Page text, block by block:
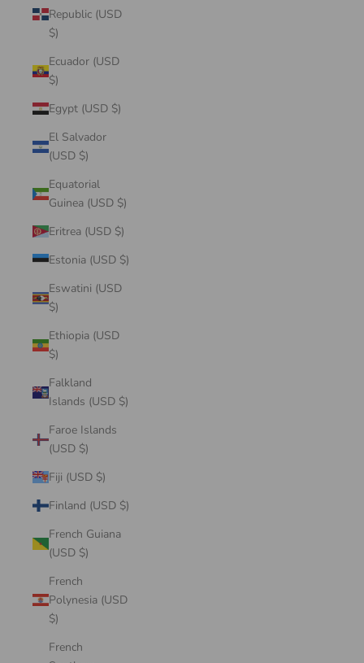
Republic (USD
$)
Ecuador (USD
$)
Egypt (USD $)
El Salvador
(USD $)
Equatorial
Guinea (USD $)
Eritrea (USD $)
Estonia (USD $)
Eswatini (USD
$)
Ethiopia (USD
$)
Falkland
Islands (USD $)
Faroe Islands
(USD $)
Fiji (USD $)
Finland (USD $)
French Guiana
(USD $)
French
Polynesia (USD
$)
French